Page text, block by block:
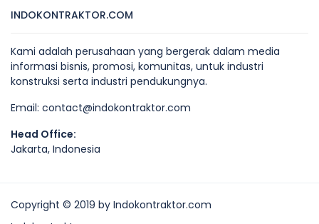
INDOKONTRAKTOR.COM
Kami adalah perusahaan yang bergerak dalam media
informasi bisnis, promosi, komunitas, untuk industri
konstruksi serta industri pendukungnya.
Email: contact@indokontraktor.com
Head Office:
Jakarta, Indonesia
Copyright © 2019 by Indokontraktor.com